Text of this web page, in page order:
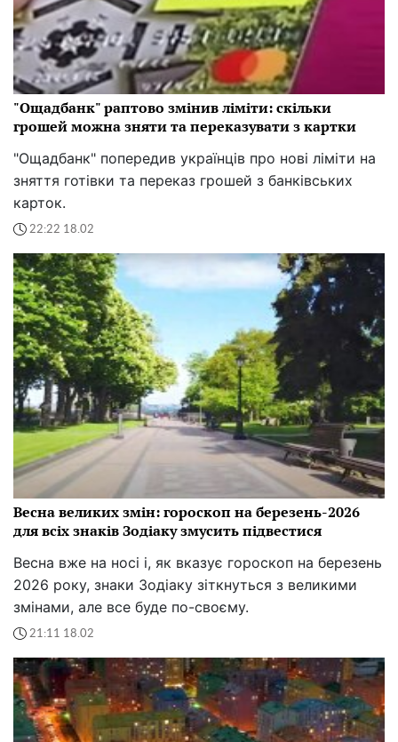
"Ощадбанк" раптово змінив ліміти: скільки
грошей можна зняти та переказувати з картки
"Ощадбанк" попередив українців про нові ліміти на
зняття готівки та переказ грошей з банківських
карток.
22:22 18.02
Весна великих змін: гороскоп на березень-2026
для всіх знаків Зодіаку змусить підвестися
Весна вже на носі і, як вказує гороскоп на березень
2026 року, знаки Зодіаку зіткнуться з великими
змінами, але все буде по-своєму.
21:11 18.02